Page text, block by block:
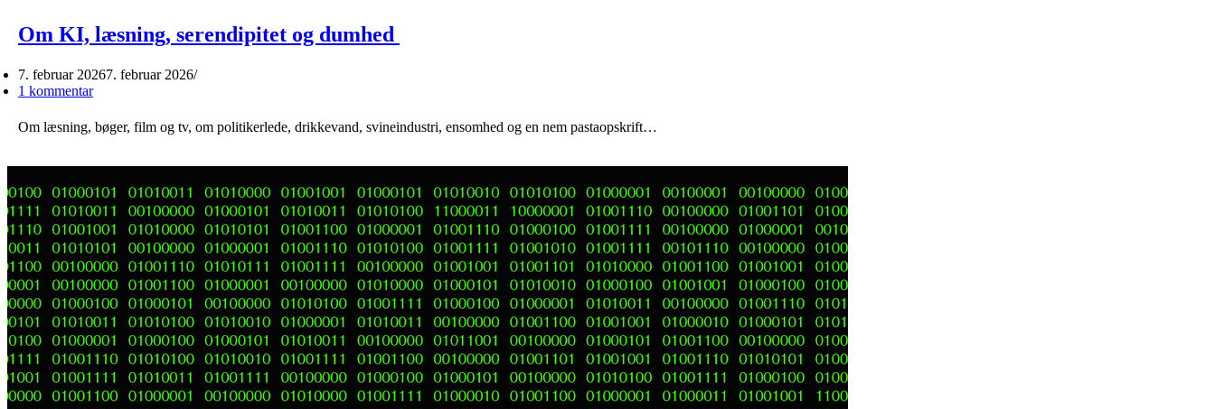
Om KI, læsning, serendipitet og dumhed
7. februar 20267. februar 2026
1 kommentar
Om læsning, bøger, film og tv, om politikerlede, drikkevand, svineindustri, ensomhed og en nem pastaopskrift…